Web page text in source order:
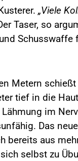
„Viele
Taser, so
Metern
tief in die
im
Das
bereits aus
selbst zu